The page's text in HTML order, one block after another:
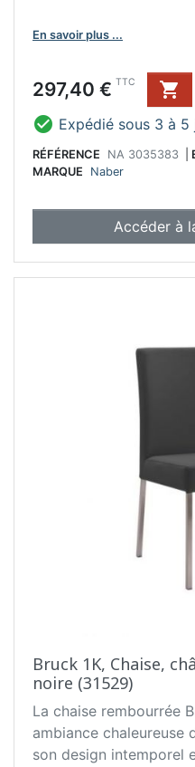
En savoir plus ...
Prix
297,40 € TTC

 Expédié sous 3 à 5
RÉFÉRENCE NA 3035383
MARQUE
Naber
Accéder à
Bruck 1K, Chaise,
noire (31529)
La chaise rembourrée
ambiance chaleureuse
son design intemporel